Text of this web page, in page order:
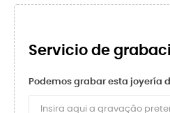
Servicio de
Podemos grabar esta joyería